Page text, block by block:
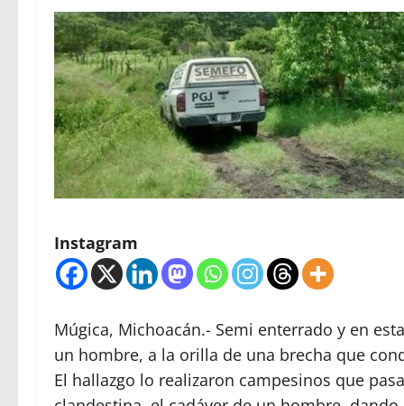
Instagram
Múgica, Michoacán.- Semi enterrado y en
un hombre, a la orilla de una brecha que
El hallazgo lo realizaron campesinos que